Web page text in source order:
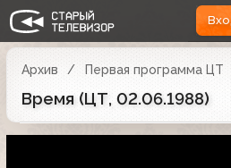
Архив Первая программа ЦТ
Время (ЦТ, 02.06.1988)